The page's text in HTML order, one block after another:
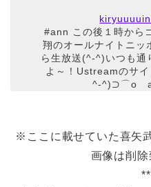
#ann この後１時から
翔のオールナイトニッ
ら生放送(^-^)いつも通
よ～！Ustreamのサ
^-^)⊃⌒ο
※ここに載せていた喜矢
画像は削除